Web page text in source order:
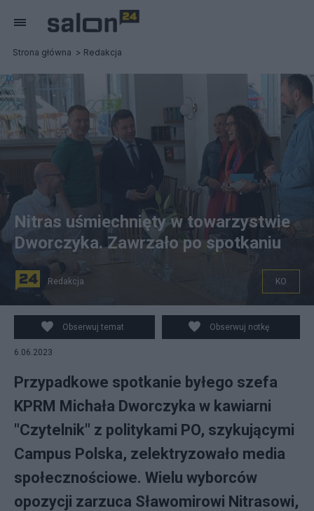
Strona główna Redakcja
Fot. Twitter/@tzolciak
Nitras uśmiechnięty w towarzystwie
Dworczyka. Zawrzało po spotkaniu
Redakcja KO
Obserwuj temat Obserwuj notkę
6.06.2023
Przypadkowe spotkanie byłego szefa
KPRM Michała Dworczyka w kawiarni
"Czytelnik" z politykami PO, szykującymi
Campus Polska, zelektryzowało media
społecznościowe. Wielu wyborców
opozycji zarzuca Sławomirowi Nitrasowi,